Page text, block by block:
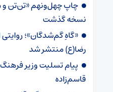
نسخه گذشت
«گاهِ گم‌شدگان»؛ روایتی
رضا(ع) منتشر شد
پیام تسلیت وزیر
قاسم‌زاده